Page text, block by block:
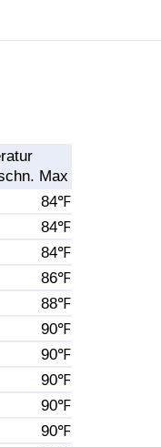
Max
84℉
84℉
84℉
86℉
88℉
90℉
90℉
90℉
90℉
90℉